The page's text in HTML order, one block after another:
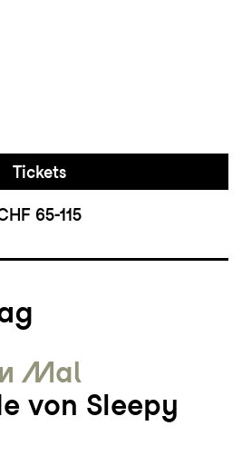
Tickets
65-115
Mal
von Sleepy